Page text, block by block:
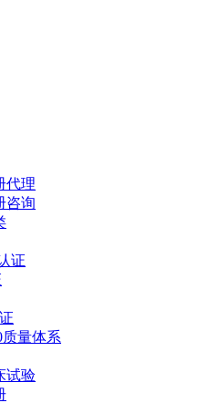
代理
咨询
证
质量体系
试验